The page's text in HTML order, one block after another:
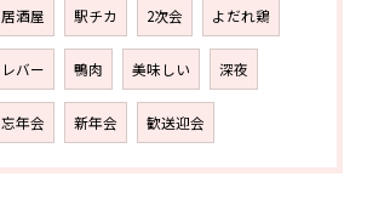
居酒屋 駅チカ 2次会 よだれ鶏
レバー 鴨肉 美味しい 深夜
忘年会 新年会 歓送迎会